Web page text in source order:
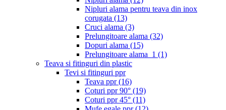
Nipluri alama pentru teava din inox
corugata (13)
Cruci alama (3)
Prelungitoare alama (32)
Dopuri alama (15)
Prelungitoare alama_1 (1)
Teava si fitinguri din plastic
Tevi si fitinguri ppr
Teava ppr(16)
Coturi ppr 90° (19)
Coturi ppr 45° (11)